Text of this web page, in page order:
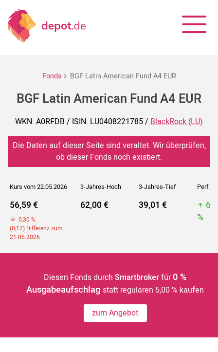
Fonds BGF Latin American Fund A4 EUR
BGF Latin American Fund A4 EUR
WKN: A0RFDB / ISIN: LU0408221785 / BlackRock (LU)
Die Daten auf dieser Seite sind veraltet. Wir überprüfen,
ob dieser Fonds noch existiert.
Kurs vom 22.05.2026 3-Jahres-Hoch 3-Jahres-Tief Perf. 5J
56,59 €
0,30 %
(0,17) Differenz zum
21.05.2026
62,00 € 39,01 €
%
Diesen Fonds durch Smartbrokerfür 0 %
Ausgabeaufschlagstatt regulären 5,00 % kaufen
zum Angebot